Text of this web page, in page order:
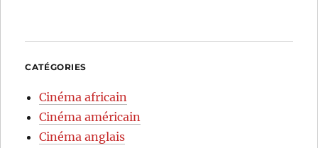
CATÉGORIES
Cinéma africain
Cinéma américain
Cinéma anglais